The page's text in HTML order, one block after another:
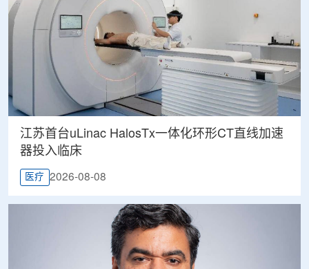
江苏首台uLinac HalosTx一体化环形CT直线加速
器投入临床
医疗 2026-08-08